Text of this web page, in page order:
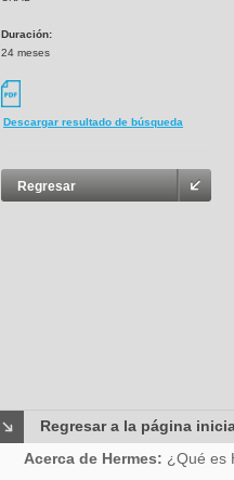
Duración:
24 meses
Descargar resultado de búsqueda
Regresar
Regresar a la página
Acerca de Hermes: ¿Qué es